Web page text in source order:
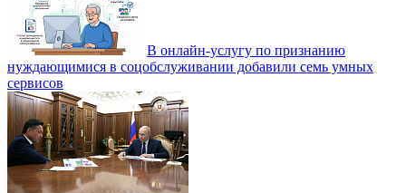
В онлайн-услугу по признанию
нуждающимися в соцобслуживании добавили семь умных
сервисов